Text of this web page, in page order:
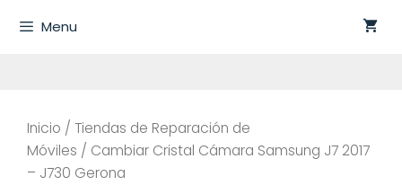
Menu
Inicio / Tiendas de Reparación de
Móviles / Cambiar Cristal Cámara Samsung J7 2017
– J730 Gerona